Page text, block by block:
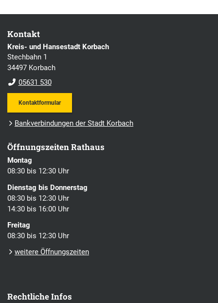
Kontakt
Kreis- und Hansestadt Korbach
Stechbahn 1
34497 Korbach
05631 530
Kontaktformular
Bankverbindungen der Stadt Korbach
Öffnungszeiten Rathaus
Montag
08:30 bis 12:30 Uhr
Dienstag bis Donnerstag
08:30 bis 12:30 Uhr
14:30 bis 16:00 Uhr
Freitag
08:30 bis 12:30 Uhr
weitere Öffnungszeiten
Rechtliche Infos